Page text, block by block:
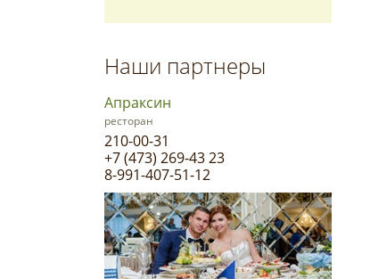
Наши партнеры
Апраксин
ресторан
210-00-31
+7 (473) 269-43 23
8-991-407-51-12